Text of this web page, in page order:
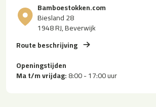
Bamboestokken.com
Biesland 28
1948 RJ, Beverwijk
Route beschrijving
Openingstijden
Ma t/m vrijdag:8:00 - 17:00 uur